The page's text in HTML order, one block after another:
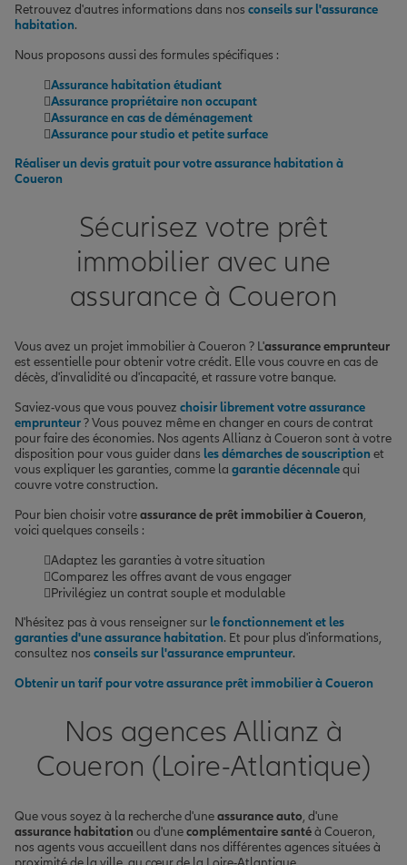
Retrouvez d'autres informations dans nos conseils sur l'assurance
habitation.
Nous proposons aussi des formules spécifiques :
Assurance habitation étudiant
Assurance propriétaire non occupant
Assurance en cas de déménagement
Assurance pour studio et petite surface
Réaliser un devis gratuit pour votre assurance habitation à
Coueron
Sécurisez votre prêt
immobilier avec une
assurance à Coueron
Vous avez un projet immobilier à Coueron ? L'assurance emprunteur
est essentielle pour obtenir votre crédit. Elle vous couvre en cas de
décès, d'invalidité ou d'incapacité, et rassure votre banque.
Saviez-vous que vous pouvez choisir librement votre assurance
emprunteur? Vous pouvez même en changer en cours de contrat
pour faire des économies. Nos agents Allianz à Coueron sont à votre
disposition pour vous guider dans les démarches de souscription et
vous expliquer les garanties, comme la garantie décennalequi
couvre votre construction.
Pour bien choisir votreassurance de prêt immobilier à Coueron,
voici quelques conseils :
Adaptez les garanties à votre situation
Comparez les offres avant de vous engager
Privilégiez un contrat souple et modulable
N'hésitez pas à vous renseigner sur le fonctionnement et les
garanties d'une assurance habitation. Et pour plus d'informations,
consultez nos conseils sur l'assurance emprunteur.
Obtenir un tarif pour votre assurance prêt immobilier à Coueron
Nos agences Allianz à
Coueron (Loire-Atlantique)
Que vous soyez à la recherche d'uneassurance auto, d'une
assurance habitation ou d'unecomplémentaire santéà Coueron,
nos agents vous accueillent dans nos différentes agences situées à